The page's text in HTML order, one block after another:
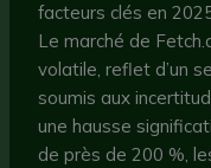
facteurs clés en
Le marché de
volatile, reflet d’un
soumis aux
une hausse
de près de 200 %,